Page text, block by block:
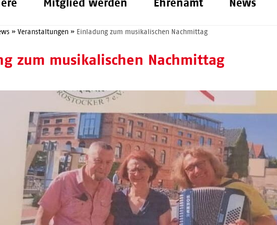
Mitglied werden Ehrenamt News
»Veranstaltungen » Einladung zum musikalischen Nachmittag
zum musikalischen Nachmittag